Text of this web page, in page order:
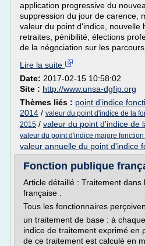
application progressive du
suppression du jour de carence,
valeur du point d'indice, nouvelle
retraites, pénibilité, élections
de la négociation sur les
Lire la suite
Date: 2017-02-15 10:58:02
Site : http://www.unsa-dgfip.org
Thèmes liés : point d'indice
2014 / valeur du point d'indice de la
2015 / valeur du point d'indice de
valeur du point d'indice majore
valeur annuelle du point d'indice
Fonction publique
Article détaillé : Traitement dans
française .
Tous les fonctionnaires
un traitement de base : à
indice de traitement exprimé en
de ce traitement est calculé en